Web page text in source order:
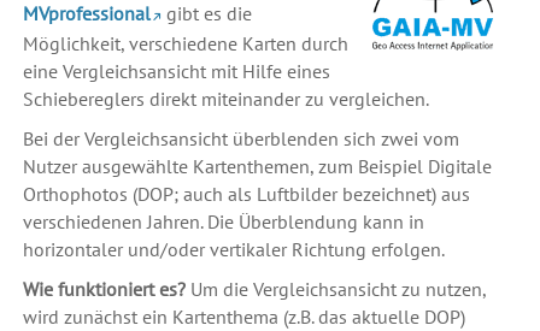
MVprofessional
gibt es die
Möglichkeit, verschiedene Karten durch
eine Vergleichsansicht mit Hilfe eines
Schiebereglers direkt miteinander zu vergleichen.
Bei der Vergleichsansicht überblenden sich zwei vom
Nutzer ausgewählte Kartenthemen, zum Beispiel Digitale
Orthophotos (DOP; auch als Luftbilder bezeichnet) aus
verschiedenen Jahren. Die Überblendung kann in
horizontaler und/oder vertikaler Richtung erfolgen.
Wie funktioniert es? Um die Vergleichsansicht zu nutzen,
wird zunächst ein Kartenthema (z.B. das aktuelle DOP)